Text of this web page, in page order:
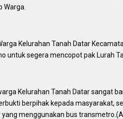
Warga.
Kelurahan Tanah Datar
untuk segera mencopot pak Lurah
Kelurahan Tanah Datar sangat
berpihak kepada masyarakat,
yang menggunakan bus